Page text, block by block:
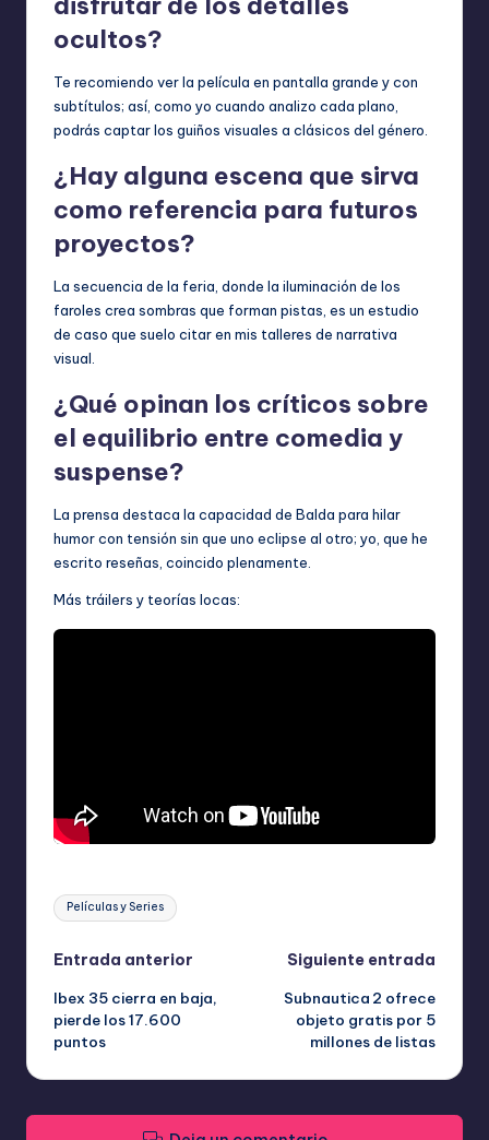
ocultos?
Te recomiendo ver la película en pantalla grande y con
subtítulos; así, como yo cuando analizo cada plano,
podrás captar los guiños visuales a clásicos del género.
¿Hay alguna escena que sirva
como referencia para futuros
proyectos?
La secuencia de la feria, donde la iluminación de los
faroles crea sombras que forman pistas, es un estudio
de caso que suelo citar en mis talleres de narrativa
visual.
¿Qué opinan los críticos sobre
el equilibrio entre comedia y
suspense?
La prensa destaca la capacidad de Balda para hilar
humor con tensión sin que uno eclipse al otro; yo, que he
escrito reseñas, coincido plenamente.
Más tráilers y teorías locas:
Etiquetas:
Películas y Series
Navegación
de
entradas
Entrada anterior
Ibex 35 cierra en baja,
pierde los 17.600
puntos
Siguiente entrada
Subnautica 2 ofrece
objeto gratis por 5
millones de listas